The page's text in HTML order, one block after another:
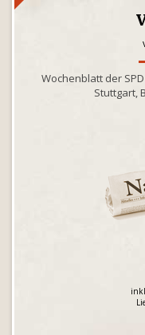
Wochenblatt der
Stuttgart,